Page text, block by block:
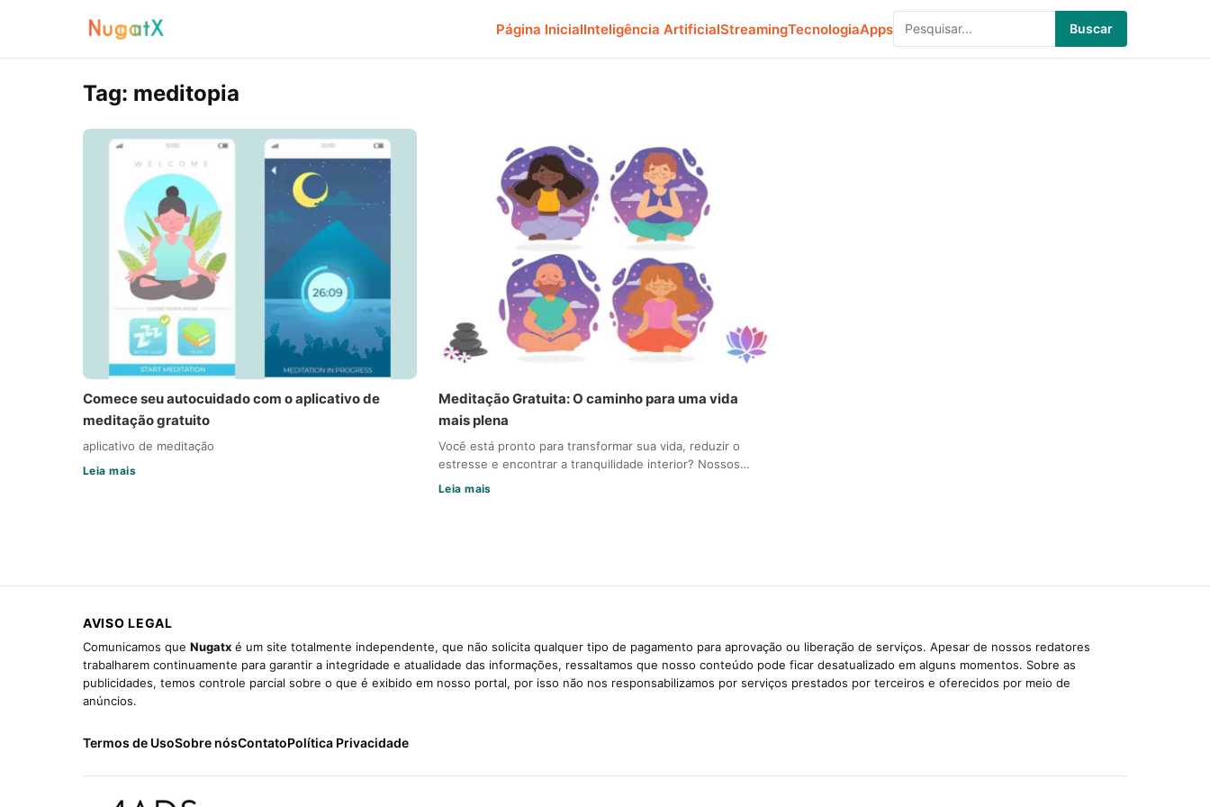
Página InicialInteligência ArtificialStreamingTecnologiaApps Buscar
Tag: meditopia
Comece seu autocuidado com o aplicativo de
meditação gratuito
aplicativo de meditação
Leia mais
Meditação Gratuita: O caminho para uma vida
mais plena
Você está pronto para transformar sua vida, reduzir o
estresse e encontrar a tranquilidade interior? Nossos…
Leia mais
AVISO LEGAL
Comunicamos que Nugatx é um site totalmente independente, que não solicita qualquer tipo de pagamento para aprovação ou liberação de serviços. Apesar de nossos redatores
trabalharem continuamente para garantir a integridade e atualidade das informações, ressaltamos que nosso conteúdo pode ficar desatualizado em alguns momentos. Sobre as
publicidades, temos controle parcial sobre o que é exibido em nosso portal, por isso não nos responsabilizamos por serviços prestados por terceiros e oferecidos por meio de
anúncios.
Termos de UsoSobre nósContatoPolítica Privacidade